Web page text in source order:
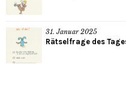
31. Januar 2025
Rätselfrage des